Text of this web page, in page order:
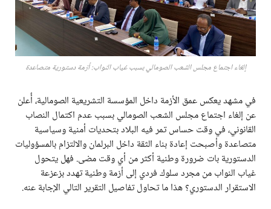
إلغاء اجتماع مجلس الشعب الصومالي بسبب غياب النواب: أزمة دستورية متصاعدة
في مشهد يعكس عمق الأزمة داخل المؤسسة التشريعية الصومالية، أُعلن
عن إلغاء اجتماع مجلس الشعب الصومالي بسبب عدم اكتمال النصاب
القانوني، في وقت حساس تمر فيه البلاد بتحديات أمنية وسياسية
متصاعدة وأصبحت إعادة بناء الثقة داخل البرلمان والالتزام بالمسؤوليات
الدستورية بات ضرورة وطنية أكثر من أي وقت مضى. فهل يتحول
غياب النواب من مجرد سلوك فردي إلى أزمة وطنية تهدد بزعزعة
الاستقرار الدستوري؟ هذا ما تحاول تفاصيل التقرير التالي الإجابة عنه.